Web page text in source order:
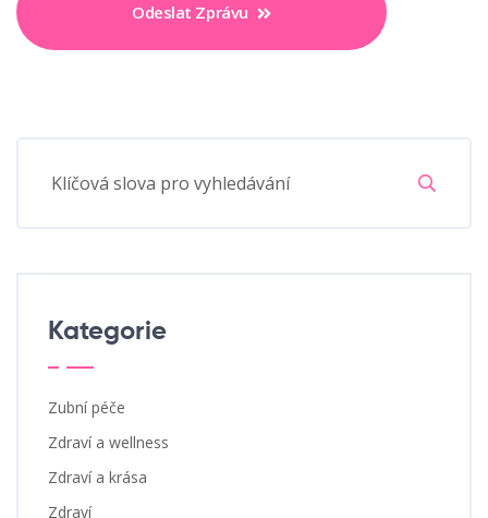
Odeslat Zprávu
Kategorie
Zubní péče
Zdraví a wellness
Zdraví a krása
Zdraví